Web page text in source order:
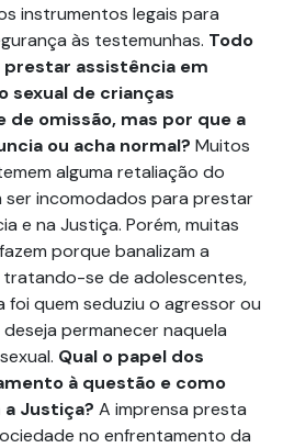
instrumentos legais para
às testemunhas. Todo
assistência em
sexual de crianças
omissão, mas por que a
ou acha normal? Muitos
alguma retaliação do
ser incomodados para prestar
e na Justiça. Porém, muitas
porque banalizam a
tratando-se de adolescentes,
quem seduziu o agressor ou
permanecer naquela
Qual o papel dos
à questão e como
Justiça? A imprensa presta
no enfrentamento da